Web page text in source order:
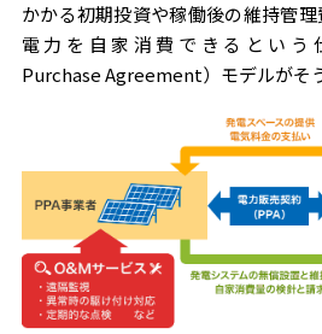
サー
ビス
かかる初期投資や稼働後の維持管
電力を自家消費できるという
Purchase Agreement）モデルがそ